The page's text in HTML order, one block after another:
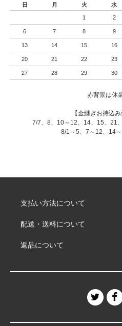
日
月 火 水
1 2
6 7 8 9
13 14 15 16
20 21 22 23
27 28 29 30
赤背景は休
【金継ぎお持込
7/7、8、10～12、14、15、21
8/1～5、7～12、14
支払い方法について
配送・送料について
返品について